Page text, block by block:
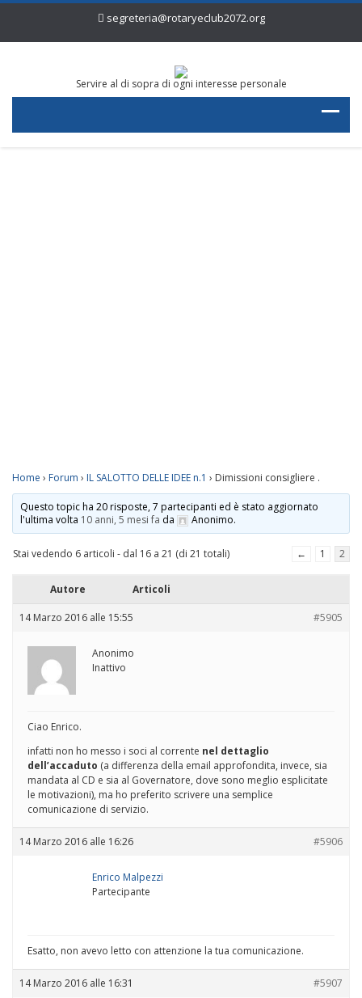
segreteria@rotaryeclub2072.org
Servire al di sopra di ogni interesse personale
Home › Forum › IL SALOTTO DELLE IDEE n.1 › Dimissioni consigliere .
Questo topic ha 20 risposte, 7 partecipanti ed è stato aggiornato
l'ultima volta 10 anni, 5 mesi fa da Anonimo.
Stai vedendo 6 articoli - dal 16 a 21 (di 21 totali) ← 1 2
Autore Articoli
14 Marzo 2016 alle 15:55 #5905
Anonimo
Inattivo
Ciao Enrico.
infatti non ho messo i soci al corrente nel dettaglio
dell’accaduto (a differenza della email approfondita, invece, sia
mandata al CD e sia al Governatore, dove sono meglio esplicitate
le motivazioni), ma ho preferito scrivere una semplice
comunicazione di servizio.
14 Marzo 2016 alle 16:26 #5906
Enrico Malpezzi
Partecipante
Esatto, non avevo letto con attenzione la tua comunicazione.
14 Marzo 2016 alle 16:31 #5907